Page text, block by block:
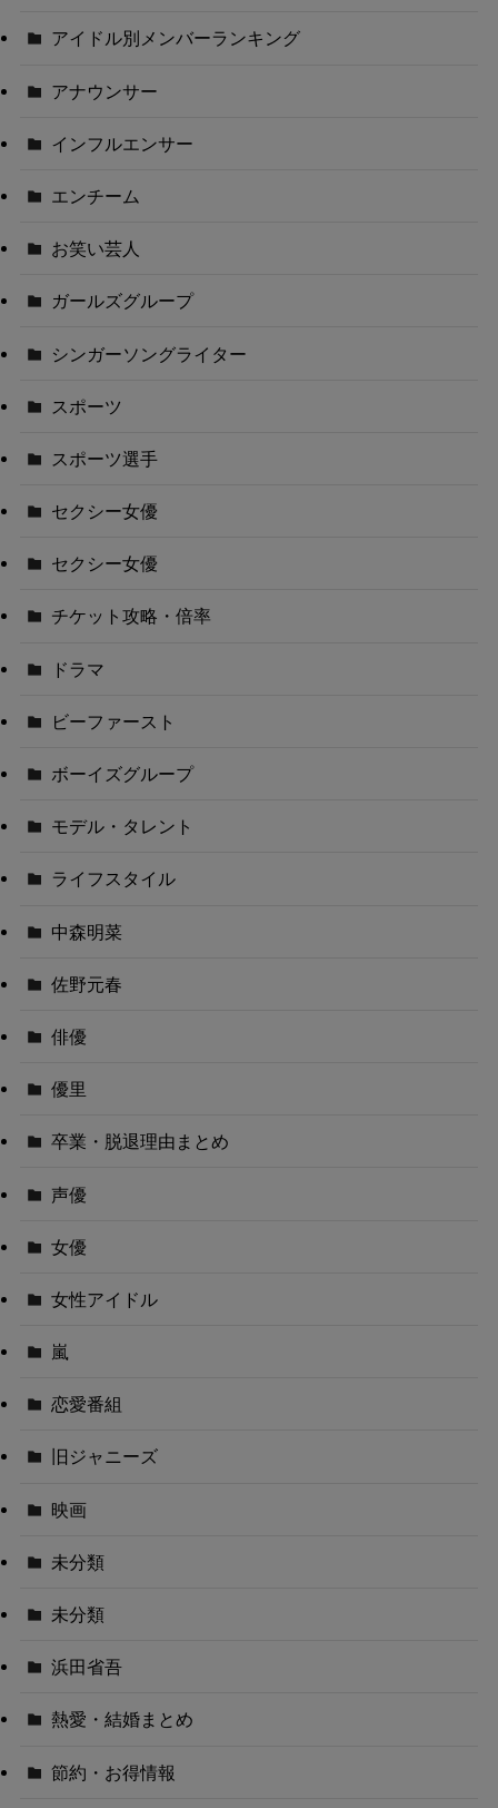
アイドル別メンバーランキング
アナウンサー
インフルエンサー
エンチーム
お笑い芸人
ガールズグループ
シンガーソングライター
スポーツ
スポーツ選手
セクシー女優
セクシー女優
チケット攻略・倍率
ドラマ
ビーファースト
ボーイズグループ
モデル・タレント
ライフスタイル
中森明菜
佐野元春
俳優
優里
卒業・脱退理由まとめ
声優
女優
女性アイドル
嵐
恋愛番組
旧ジャニーズ
映画
未分類
未分類
浜田省吾
熱愛・結婚まとめ
節約・お得情報